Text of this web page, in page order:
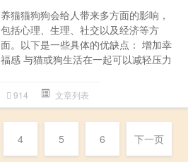
养猫猫狗狗会给人带来多方面的影响，
包括心理、生理、社交以及经济等方
面。以下是一些具体的优缺点： 增加幸
福感 与猫或狗生活在一起可以减轻压力
914 文章列表
4 5 6 下一页